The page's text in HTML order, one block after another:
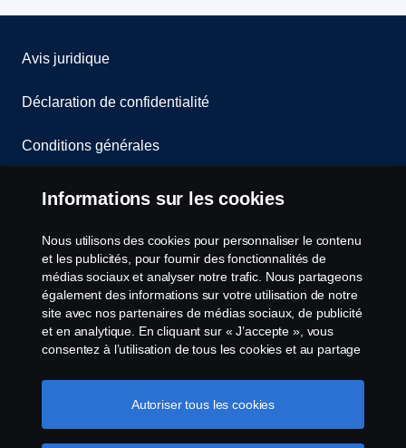
Avis juridique
Déclaration de confidentialité
Conditions générales
Contactez-nous
Le système de lancement d'alerte
Politique de cookies
Paramètres des cookies
Informations sur les cookies
Nous utilisons des cookies pour personnaliser le contenu
et les publicités, pour fournir des fonctionnalités de
médias sociaux et analyser notre trafic. Nous partageons
également des informations sur votre utilisation de notre
site avec nos partenaires de médias sociaux, de publicité
et en analytique. En cliquant sur « J’accepte », vous
consentez à l’utilisation de tous les cookies et au partage
cookies en cliquant sur « Paramètres des cookies » et en
sélectionnant les catégories que vous souhaitez
Autoriser tous les cookies